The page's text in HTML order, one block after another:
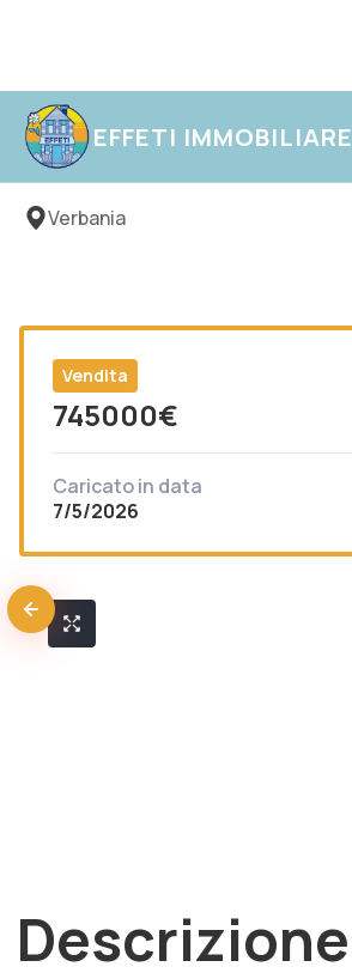
EFFETI IMMOBILIARE
Intra
Verbania
Vendita
745000€
Caricato in data
7/5/2026
Descrizione